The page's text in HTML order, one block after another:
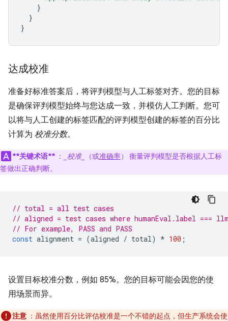
}
}
}
达成校准
准备好标准答案后，将评判模型与人工标签对齐。您的目标
是确保评判模型始终与您达成一致，并模仿人工判断。您可
以将与人工创建的标签匹配的评判模型创建的标签的百分比
计算为 校准分数。
**关键术语** ： _校准_ （或准确率） 衡量评判模型是否根据人工标
签做出正确判断。
// total = all test cases
// aligned = test cases where humanEval.label ===
// For example, PASS and PASS
const alignment = (aligned / total) * 100 ;
设置目标校准分数，例如 85%。您的目标可能会因您的使
用场景而异。
注意 ：虽然使用百分比评估校准是一个不错的起点，但生产系统会使